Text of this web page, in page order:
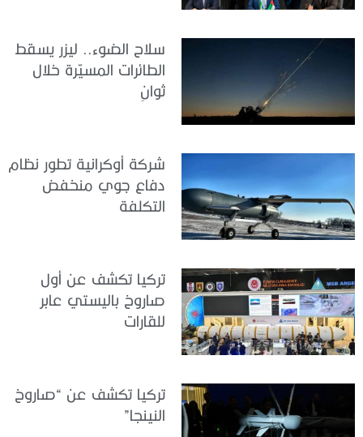
سلاح الضوء.. ليزر يسقط
الطائرات المسيّرة خلال
ثوانٍ
شركة أوكرانية تطور نظام
دفاع جوي منخفض
التكلفة
تركيا تكشف عن أول
صاروخ باليستي عابر
للقارات
تركيا تكشف عن “صاروخ
النينجا”